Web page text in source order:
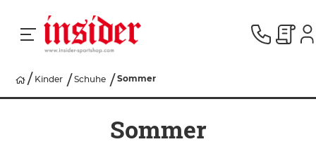
RACING
Kinder Schuhe Sommer
Sommer